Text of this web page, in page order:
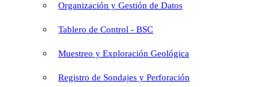
Organización y Gestión de Datos
Tablero de Control - BSC
Muestreo y Exploración Geológica
Registro de Sondajes y Perforación